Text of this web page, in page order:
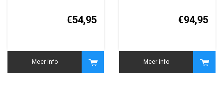
Siren Bullet Camera
€54,95
Meer info
€94,95
Meer info